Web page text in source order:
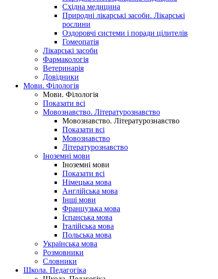
Східна медицина
Природні лікарські засоби. Лікарські
рослини
Оздоровчі системи і поради цілителів
Гомеопатія
Лікарські засоби
Фармакологія
Ветеринарія
Довідники
Мови. Філологія
Мови. Філологія
Показати всі
Мовознавство. Літературознавство
Мовознавство. Літературознавство
Показати всі
Мовознавство
Літературознавство
Іноземні мови
Іноземні мови
Показати всі
Німецька мова
Англійська мова
Інші мови
Французька мова
Іспанська мова
Італійська мова
Польська мова
Українська мова
Розмовники
Словники
Школа. Педагогіка